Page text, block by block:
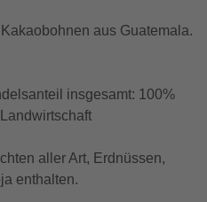
aus Guatemala.
insgesamt: 100%
aller Art, Erdnüssen,
enthalten.